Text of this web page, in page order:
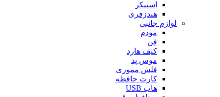
اسپیکر
هندزفری
لوازم جانبی
مودم
فن
کیف هارد
موس پد
فلش مموری
کارت حافظه
هاب USB